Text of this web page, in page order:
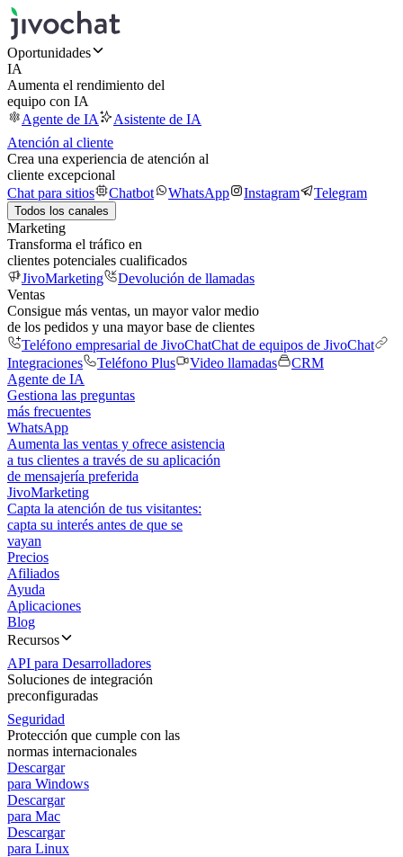
Oportunidades
IA
Aumenta el rendimiento del
equipo con IA
Agente de IA
Asistente de IA
Atención al cliente
Crea una experiencia de atención al
cliente excepcional
Chat para sitios
Chatbot WhatsApp Instagram Telegram
Todos los canales
Marketing
Transforma el tráfico en
clientes potenciales cualificados
JivoMarketing
Devolución de llamadas
Ventas
Consigue más ventas, un mayor valor medio
de los pedidos y una mayor base de clientes
Teléfono empresarial de JivoChatChat de equipos de JivoChat
Integraciones
Teléfono Plus Video llamadas
CRM
Agente de IA
Gestiona las preguntas
más frecuentes
WhatsApp
Aumenta las ventas y ofrece asistencia
a tus clientes a través de su aplicación
de mensajería preferida
JivoMarketing
Capta la atención de tus visitantes:
capta su interés antes de que se
vayan
Precios
Afiliados
Ayuda
Aplicaciones
Blog
Recursos
API para Desarrolladores
Soluciones de integración
preconfiguradas
Seguridad
Protección que cumple con las
normas internacionales
Descargar
para Windows
Descargar
para Mac
Descargar
para Linux